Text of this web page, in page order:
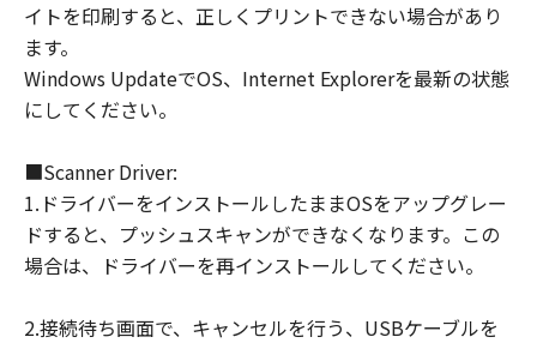
イトを印刷すると、正しくプリントできない場合があり
ます。
Windows UpdateでOS、Internet Explorerを最新の状態
にしてください。
■Scanner Driver:
1.ドライバーをインストールしたままOSをアップグレー
ドすると、プッシュスキャンができなくなります。この
場合は、ドライバーを再インストールしてください。
2.接続待ち画面で、キャンセルを行う、USBケーブルを